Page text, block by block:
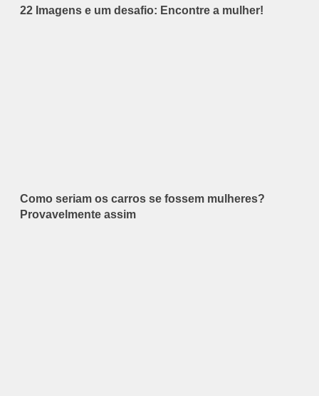
22 Imagens e um desafio: Encontre a mulher!
Como seriam os carros se fossem mulheres?
Provavelmente assim